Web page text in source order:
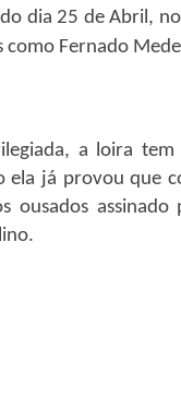
dia 25 de Abril,
como Fernado
a loira
ela já provou que
ousados assinado